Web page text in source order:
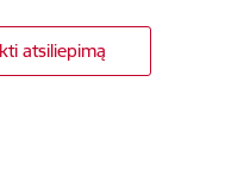
atsiliepimą